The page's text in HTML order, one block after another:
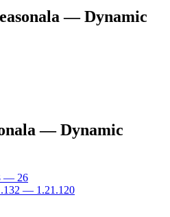
— Dynamic
— Dynamic
— 26
— 1.21.120